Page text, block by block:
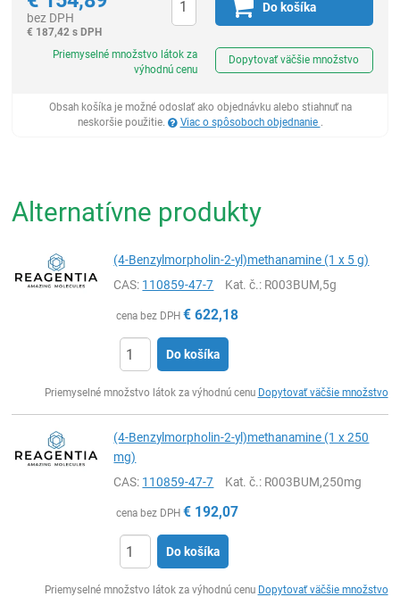
bez DPH
€ 187,42 s DPH
Do košíka
Priemyselné množstvo látok za
výhodnú cenu
Dopytovať väčšie množstvo
Obsah košíka je možné odoslať ako objednávku alebo stiahnuť na
neskoršie použitie.
Viac o spôsoboch objednanie .
Alternatívne produkty
(4-Benzylmorpholin-2-yl)methanamine (1 x 5 g)
CAS: 110859-47-7 Kat. č.: R003BUM,5g
cena bez DPH € 622,18
Do košíka
Priemyselné množstvo látok za výhodnú cenu Dopytovať väčšie množstvo
(4-Benzylmorpholin-2-yl)methanamine (1 x 250
mg)
CAS: 110859-47-7 Kat. č.: R003BUM,250mg
cena bez DPH € 192,07
Do košíka
Priemyselné množstvo látok za výhodnú cenu Dopytovať väčšie množstvo